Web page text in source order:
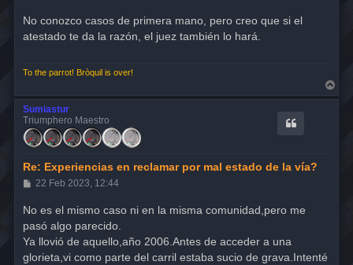
s
a
No conozco casos de primera mano, pero creo que si el
atestado te da la razón, el juez también lo hará.
To the parrot! Bròquil is over!
r
Sumiastur
Triumphero Maestro
Re: Experiencias en reclamar por mal estado de la vía?
M
s
a
e
22 Feb 2023, 12:44
No es el mismo caso ni en la misma comunidad,pero me
pasó algo parecido.
Ya llovió de aquello,año 2006.Antes de acceder a una
glorieta,vi como parte del carril estaba sucio de grava.Intenté